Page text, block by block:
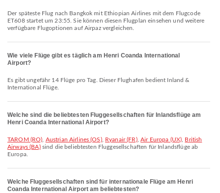
Der späteste Flug nach Bangkok mit Ethiopian Airlines mit dem Flugcode
ET608 startet um 23:55. Sie können diesen Flugplan einsehen und weitere
verfügbare Flugoptionen auf Airpaz vergleichen.
Wie viele Flüge gibt es täglich am Henri Coanda International
Airport?
Es gibt ungefähr 14 Flüge pro Tag. Dieser Flughafen bedient Inland &
International Flüge.
Welche sind die beliebtesten Fluggesellschaften für Inlandsflüge am
Henri Coanda International Airport?
TAROM (RO) Austrian Airlines (OS), Ryanair (FR),Air Europa (UX) British
Airways (BA)sind die beliebtesten Fluggesellschaften für Inlandsflüge ab
Europa.
Welche Fluggesellschaften sind für internationale Flüge am Henri
Coanda International Airport am beliebtesten?